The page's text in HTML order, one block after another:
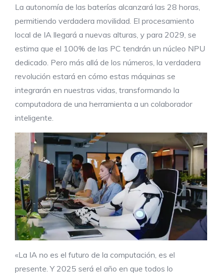
La autonomía de las baterías alcanzará las 28 horas,
permitiendo verdadera movilidad. El procesamiento
local de IA llegará a nuevas alturas, y para 2029, se
estima que el 100% de las PC tendrán un núcleo NPU
dedicado. Pero más allá de los números, la verdadera
revolución estará en cómo estas máquinas se
integrarán en nuestras vidas, transformando la
computadora de una herramienta a un colaborador
inteligente.
«La IA no es el futuro de la computación, es el
presente. Y 2025 será el año en que todos lo